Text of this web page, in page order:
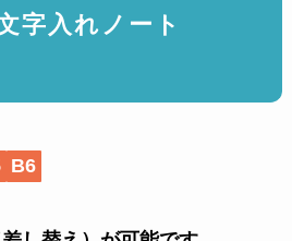
字入れノート
B6